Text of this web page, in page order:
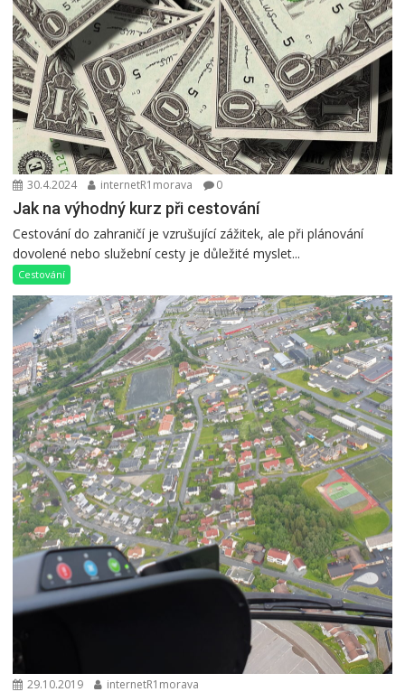
30.4.2024 internetR1morava 0
Jak na výhodný kurz při cestování
Cestování do zahraničí je vzrušující zážitek, ale při plánování
dovolené nebo služební cesty je důležité myslet...
Cestování
29.10.2019 internetR1morava